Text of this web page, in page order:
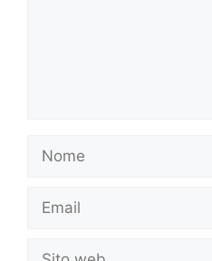
Nome
Email
Sito